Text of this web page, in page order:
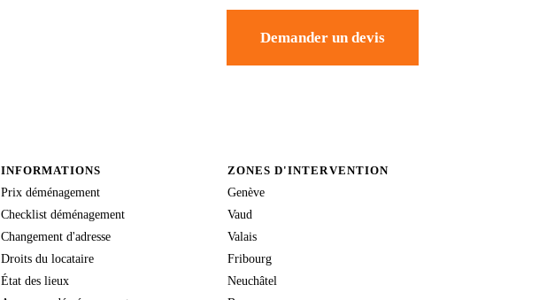
Demander un devis
INFORMATIONS
Prix déménagement
Checklist déménagement
Changement d'adresse
Droits du locataire
État des lieux
ZONES D'INTERVENTION
Genève
Vaud
Valais
Fribourg
Neuchâtel